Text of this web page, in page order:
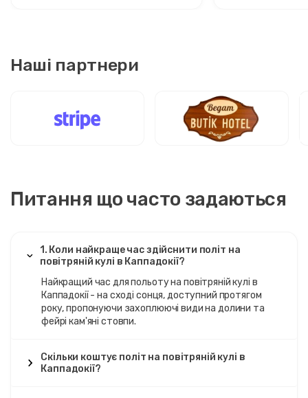
Наші партнери
Питання що часто задаються
1. Коли найкраще час здійснити політ на
повітряній кулі в Каппадокії?
Найкращий час для польоту на повітряній кулі в
Каппадокії - на сході сонця, доступний протягом
року, пропонуючи захоплюючі види на долини та
фейрі кам'яні стовпи.
Скільки коштує політ на повітряній кулі в
Каппадокії?